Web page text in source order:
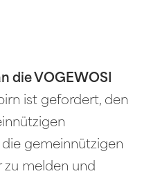
die VOGEWOSI
ist gefordert, den
gemeinnützigen
zu melden und